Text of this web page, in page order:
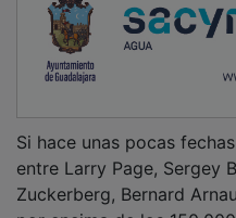
entre Larry Page, Sergey
Zuckerberg, Bernard
por encima de los